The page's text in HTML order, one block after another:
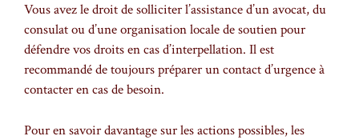
Vous avez le droit de solliciter l’assistance d’un avocat, du
consulat ou d’une organisation locale de soutien pour
défendre vos droits en cas d’interpellation. Il est
recommandé de toujours préparer un contact d’urgence à
contacter en cas de besoin.
Pour en savoir davantage sur les actions possibles, les